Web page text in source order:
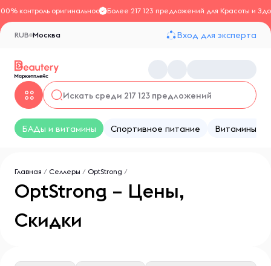
контроль оригинальностиБолее 217 123 предложений для Красоты и
Москва
RUB Вход для эксперта
БАДы и витамины Спортивное питание Витамины
Главная / Селлеры / OptStrong /
OptStrong – Цены,
Скидки